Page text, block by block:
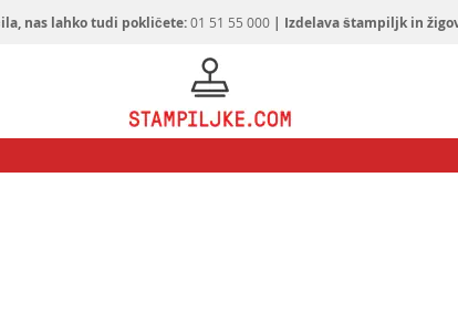
nas lahko tudi pokličete:01 51 55 000| Izdelava štampiljk in